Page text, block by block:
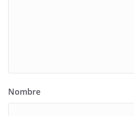
Nombre